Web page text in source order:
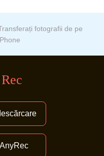
fotografii de pe